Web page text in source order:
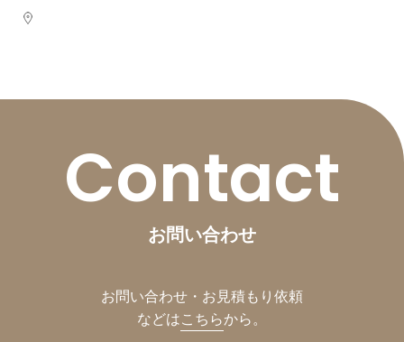
Contact
お問い合わせ
お問い合わせ・お見積もり依頼
などはこちらから。